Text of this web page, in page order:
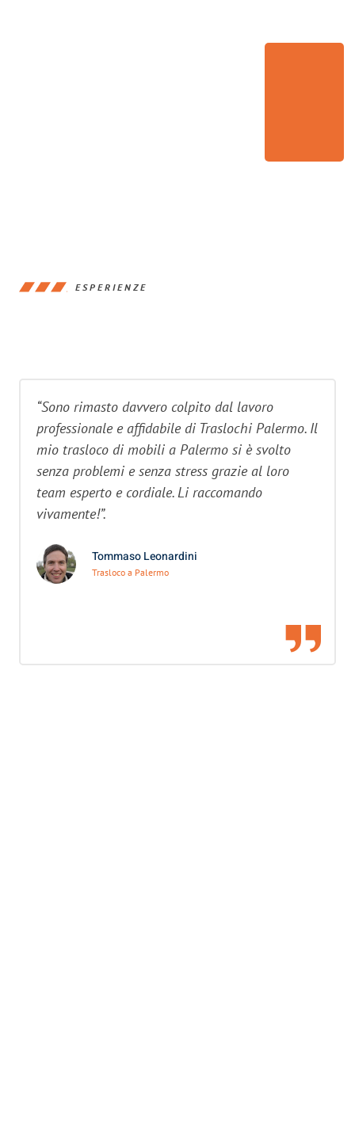
ESPERIENZE
“Sono rimasto davvero colpito dal lavoro
professionale e affidabile di Traslochi Palermo. Il
mio trasloco di mobili a Palermo si è svolto
senza problemi e senza stress grazie al loro
team esperto e cordiale. Li raccomando
vivamente!”.
Tommaso Leonardini
Trasloco a Palermo